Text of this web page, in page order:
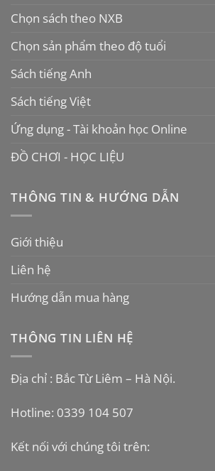
Chọn sách theo NXB
Chọn sản phẩm theo độ tuổi
Sách tiếng Anh
Sách tiếng Việt
Ứng dụng - Tài khoản học Online
ĐỒ CHƠI - HỌC LIỆU
THÔNG TIN & HƯỚNG DẪN
Giới thiệu
Liên hệ
Hướng dẫn mua hàng
THÔNG TIN LIÊN HỆ
Địa chỉ : Bắc Từ Liêm – Hà Nội.
Hotline: 0339 104 507
Kết nối với chúng tôi trên: